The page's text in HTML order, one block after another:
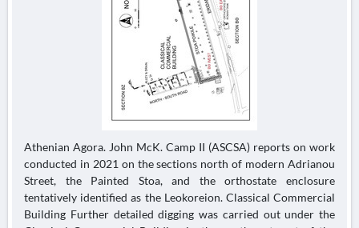
Athenian Agora. John McK. Camp II (ASCSA) reports on work
conducted in 2021 on the sections north of modern Adrianou
Street, the Painted Stoa, and the orthostate enclosure
tentatively identified as the Leokoreion. Classical Commercial
Building Further detailed digging was carried out under the